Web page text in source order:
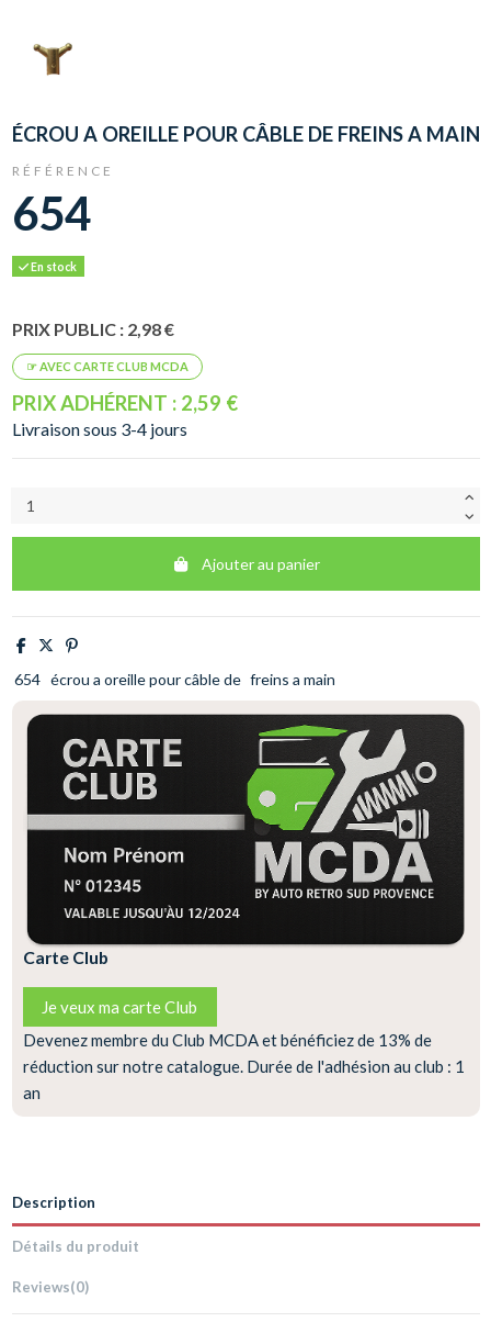
ÉCROU A OREILLE POUR CÂBLE DE FREINS A MAIN
RÉFÉRENCE
654
En stock
PRIX PUBLIC : 2,98 €
PRIX ADHÉRENT : 2,59 €
Livraison sous 3-4 jours
Ajouter au panier
654 écrou a oreille pour câble de freins a main
Carte Club
Je veux ma carte Club
Devenez membre du Club MCDA et bénéficiez de 13% de
réduction sur notre catalogue. Durée de l'adhésion au club : 1
an
Description
Détails du produit
Reviews(0)